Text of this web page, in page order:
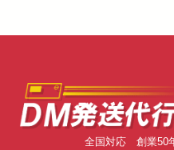
全国対応 創業50